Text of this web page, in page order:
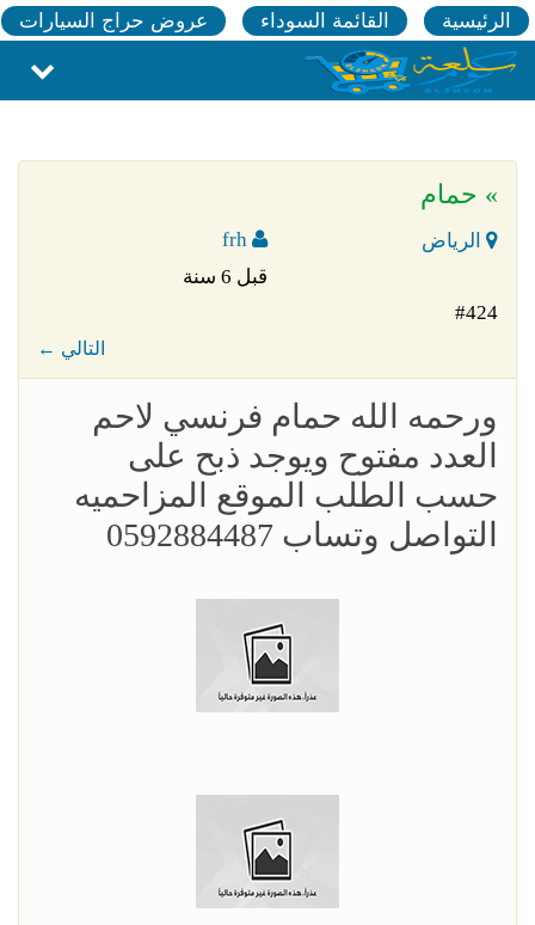
الرئيسية القائمة السوداء عروض حراج السيارات
» حمام
الرياض
قبل 6 سنة
#424
← التالي
ورحمه الله حمام فرنسي لاحم
العدد مفتوح ويوجد ذبح على
حسب الطلب الموقع المزاحميه
التواصل وتساب 0592884487